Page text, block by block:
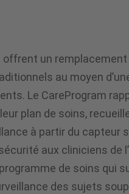
offrent un
au moyen
Le CareProgram
plan de soins,
à partir du capteur
aux cliniciens de
de soins qui
des sujets